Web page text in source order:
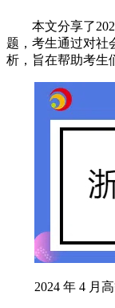
本文分享了2024
题，考生通过对社
析，旨在帮助考生
2024 年 4 月高